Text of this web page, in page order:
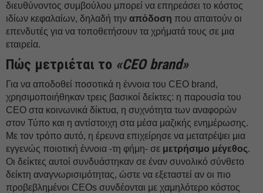
διευθύνοντος συμβούλου μπορεί να επηρεάσει το κόστος
ιδίων κεφαλαίων, δηλαδή την απόδοση που απαιτούν οι
επενδυτές για να τοποθετήσουν τα χρήματά τους σε μια
εταιρεία.
Πώς μετριέται το «CEO brand»
Για να αποδοθεί ποσοτικά η έννοια του CEO brand,
χρησιμοποιήθηκαν τρεις βασικοί δείκτες: η παρουσία του
CEO στα κοινωνικά δίκτυα, η συχνότητα των αναφορών
στον Τύπο και η αντίστοιχη στα μέσα μαζικής ενημέρωσης.
Με τον τρόπο αυτό, η έρευνα επιχείρησε να μετατρέψει μια
εγγενώς ποιοτική έννοια -τη φήμη- σε μετρήσιμο μέγεθος.
Οι δείκτες αυτοί συνδυάστηκαν σε έναν συνολικό σύνθετο
δείκτη αναγνωρισιμότητας, ώστε να εξεταστεί αν οι πιο
προβεβλημένοι CEOs συνδέονται με χαμηλότερο κόστος